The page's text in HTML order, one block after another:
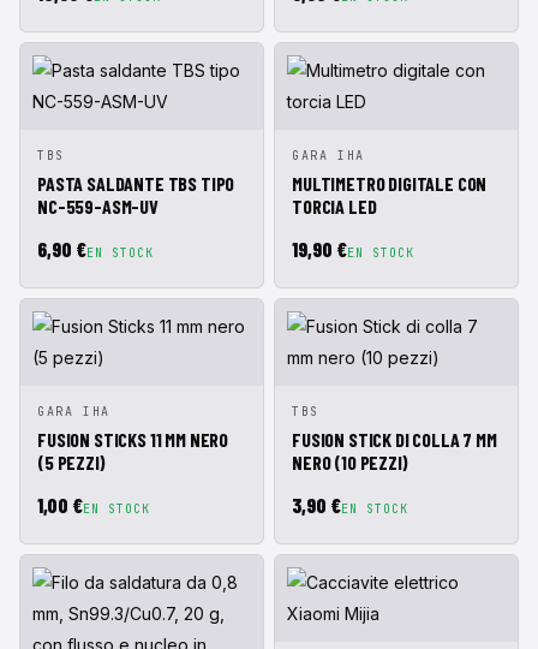
VISTA
RÁPIDA
CESTA
TBS
PASTA SALDANTE TBS TIPO
NC-559-ASM-UV
6,90 €EN STOCK
VISTA
RÁPIDA
CESTA
GARA IHA
MULTIMETRO DIGITALE CON
TORCIA LED
19,90 €EN STOCK
VISTA
RÁPIDA
CESTA
GARA IHA
FUSION STICKS 11 MM NERO
(5 PEZZI)
1,00 €EN STOCK
VISTA
RÁPIDA
CESTA
TBS
FUSION STICK DI COLLA 7 MM
NERO (10 PEZZI)
3,90 €EN STOCK